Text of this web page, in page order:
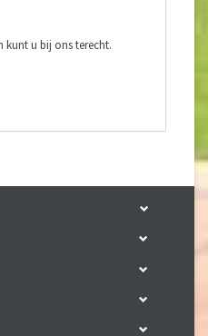
kunt u bij ons terecht.